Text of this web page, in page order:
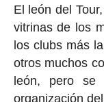
El león del
vitrinas de los
los clubs más
otros muchos
león, pero
organización